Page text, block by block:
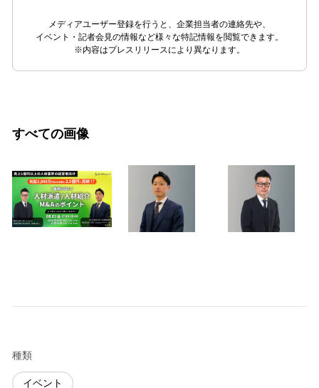
メディアユーザー登録を行うと、企業担当者の連絡先や、
イベント・記者会見の情報など様々な特記情報を閲覧できます。
※内容はプレスリリースにより異なります。
すべての画像
種類
イベント